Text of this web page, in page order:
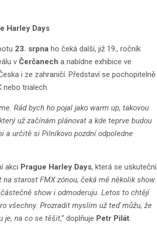
Harley Days
23. srpna ho čeká další, již 19., ročník
v Čerčanech a nabídne exhibice ve
i ze zahraničí. Představí se pochopitelně
nebo trialech.
Rád bych ho pojal jako warm up, takovou
už začínám plánovat a kde teprve budou
a určitě si Pilníkovo pozdní odpoledne
akci Prague Harley Days, která se uskuteční
na starost FMX zónou, čeká mě několik show
show i odmoderuju. Letos to chtějí
všechny. Prozradit myslím už teď můžu, že
je, na co se těšit,“ doplňuje Petr Pilát.